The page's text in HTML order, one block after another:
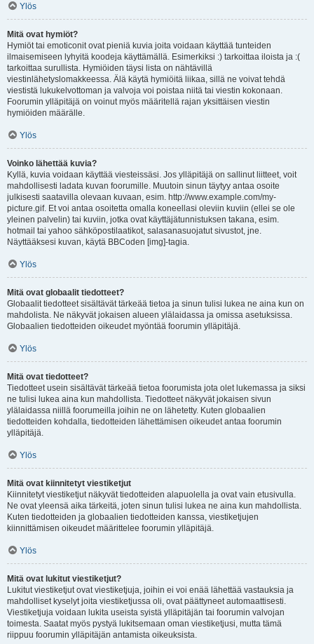
Ylös
Mitä ovat hymiöt?
Hymiöt tai emoticonit ovat pieniä kuvia joita voidaan käyttää tunteiden
ilmaisemiseen lyhyitä koodeja käyttämällä. Esimerkiksi :) tarkoittaa iloista ja :(
tarkoittaa surullista. Hymiöiden täysi lista on nähtävillä
viestinlähetyslomakkeessa. Älä käytä hymiöitä liikaa, sillä ne voivat tehdä
viestistä lukukelvottoman ja valvoja voi poistaa niitä tai viestin kokonaan.
Foorumin ylläpitäjä on voinut myös määritellä rajan yksittäisen viestin
hymiöiden määrälle.
Ylös
Voinko lähettää kuvia?
Kyllä, kuvia voidaan käyttää viesteissäsi. Jos ylläpitäjä on sallinut liitteet, voit
mahdollisesti ladata kuvan foorumille. Muutoin sinun täytyy antaa osoite
julkisesti saatavilla olevaan kuvaan, esim. http://www.example.com/my-
picture.gif. Et voi antaa osoitetta omalla koneellasi oleviin kuviin (ellei se ole
yleinen palvelin) tai kuviin, jotka ovat käyttäjätunnistuksen takana, esim.
hotmail tai yahoo sähköpostilaatikot, salasanasuojatut sivustot, jne.
Näyttääksesi kuvan, käytä BBCoden [img]-tagia.
Ylös
Mitä ovat globaalit tiedotteet?
Globaalit tiedotteet sisältävät tärkeää tietoa ja sinun tulisi lukea ne aina kun on
mahdolista. Ne näkyvät jokaisen alueen ylälaidassa ja omissa asetuksissa.
Globaalien tiedotteiden oikeudet myöntää foorumin ylläpitäjä.
Ylös
Mitä ovat tiedotteet?
Tiedotteet usein sisältävät tärkeää tietoa foorumista jota olet lukemassa ja siksi
ne tulisi lukea aina kun mahdollista. Tiedotteet näkyvät jokaisen sivun
ylälaidassa niillä foorumeilla joihin ne on lähetetty. Kuten globaalien
tiedotteiden kohdalla, tiedotteiden lähettämisen oikeudet antaa foorumin
ylläpitäjä.
Ylös
Mitä ovat kiinnitetyt viestiketjut
Kiinnitetyt viestiketjut näkyvät tiedotteiden alapuolella ja ovat vain etusivulla.
Ne ovat yleensä aika tärkeitä, joten sinun tulisi lukea ne aina kun mahdollista.
Kuten tiedotteiden ja globaalien tiedotteiden kanssa, viestiketjujen
kiinnittämisen oikeudet määrittelee foorumin ylläpitäjä.
Ylös
Mitä ovat lukitut viestiketjut?
Lukitut viestiketjut ovat viestiketjuja, joihin ei voi enää lähettää vastauksia ja
mahdolliset kyselyt joita viestiketjussa oli, ovat päättyneet automaattisesti.
Viestiketjuja voidaan lukita useista syistä ylläpitäjän tai foorumin valvojan
toimesta. Saatat myös pystyä lukitsemaan oman viestiketjusi, mutta tämä
riippuu foorumin ylläpitäjän antamista oikeuksista.